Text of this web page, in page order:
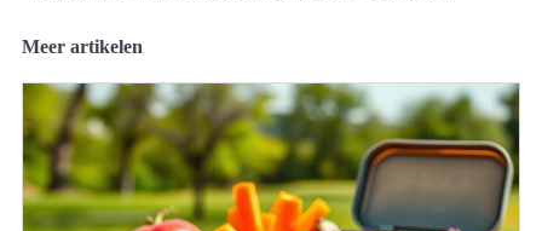
Meer artikelen